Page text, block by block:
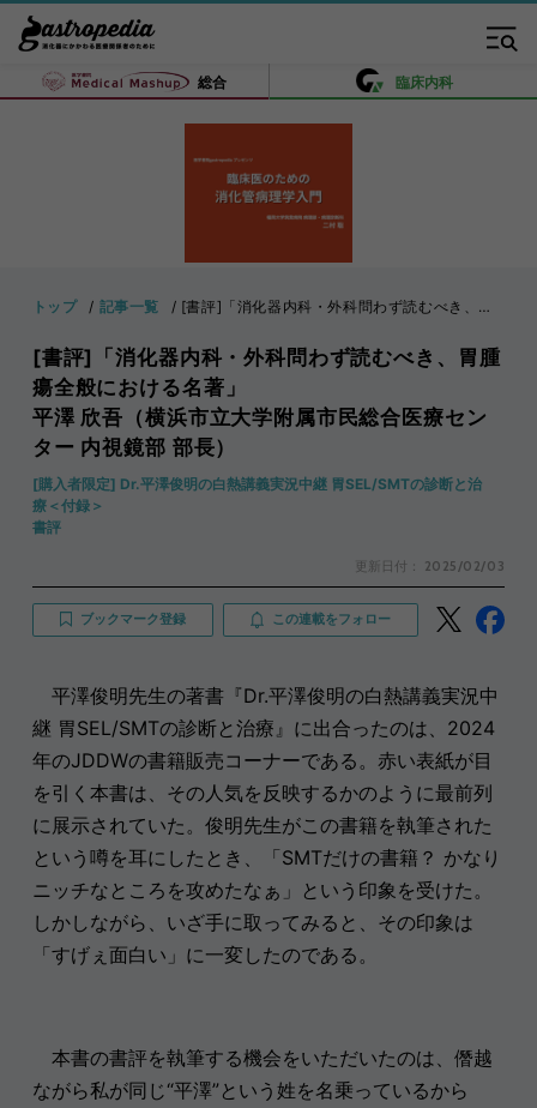
総合 臨床内科
トップ 記事一覧 [書評]「消化器内科・外科問わず読むべき、胃腫瘍全般における名著」 平澤 欣吾（横浜市立大学附属市民総合医療センター 内視鏡部 部長）
[書評]「消化器内科・外科問わず読むべき、胃腫
瘍全般における名著」
平澤 欣吾（横浜市立大学附属市民総合医療セン
ター 内視鏡部 部長）
[購入者限定] Dr.平澤俊明の白熱講義実況中継 胃SEL/SMTの診断と治
療＜付録＞
書評
更新日付： 2025/02/03
ブックマーク登録 この連載をフォロー
平澤俊明先生の著書『Dr.平澤俊明の白熱講義実況中
継 胃SEL/SMTの診断と治療』に出合ったのは、2024
年のJDDWの書籍販売コーナーである。赤い表紙が目
を引く本書は、その人気を反映するかのように最前列
に展示されていた。俊明先生がこの書籍を執筆された
という噂を耳にしたとき、「SMTだけの書籍？ かなり
ニッチなところを攻めたなぁ」という印象を受けた。
しかしながら、いざ手に取ってみると、その印象は
「すげぇ面白い」に一変したのである。
本書の書評を執筆する機会をいただいたのは、僭越
ながら私が同じ“平澤”という姓を名乗っているから